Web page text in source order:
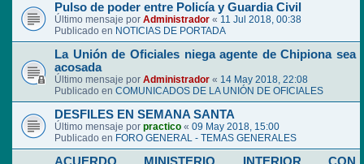
Pulso de poder entre Policía y Guardia Civil
Último mensaje por Administrador « 11 Jul 2018, 00:38
Publicado en NOTICIAS DE PORTADA
La Unión de Oficiales niega agente de Chipiona sea
acosada
Último mensaje por Administrador « 14 May 2018, 22:08
Publicado en COMUNICADOS DE LA UNIÓN DE OFICIALES
DESFILES EN SEMANA SANTA
Último mensaje por practico « 09 May 2018, 15:00
Publicado en FORO GENERAL - TEMAS GENERALES